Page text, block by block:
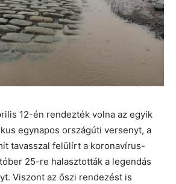
12-én rendezték volna az egyik
egynapos országúti versenyt, a
tavasszal felülírt a koronavírus-
25-re halasztották a legendás
Viszont az őszi rendezést is